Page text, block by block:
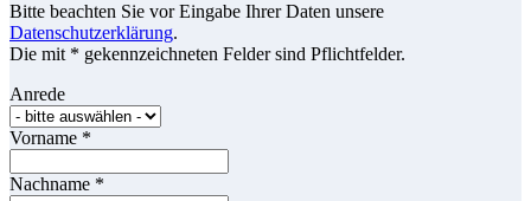
Bitte beachten Sie vor Eingabe Ihrer Daten unsere
Datenschutzerklärung.
Die mit * gekennzeichneten Felder sind Pflichtfelder.
Anrede
Vorname *
Nachname *